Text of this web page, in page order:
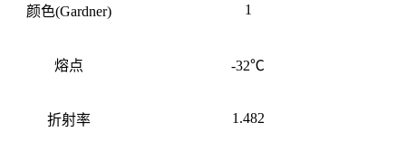
颜色(Gardner) 1
熔点 -32℃
折射率 1.482